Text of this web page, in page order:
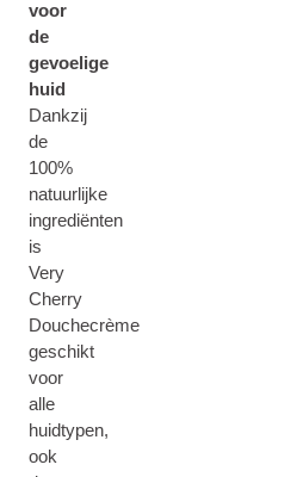
voor
de
gevoelige
huid
Dankzij
de
100%
natuurlijke
ingrediënten
is
Very
Cherry
Douchecrème
geschikt
voor
alle
huidtypen,
ook